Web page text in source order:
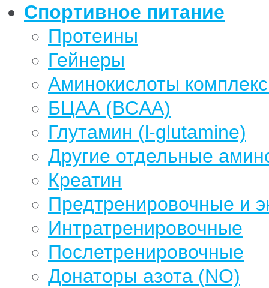
Спортивное питание
Протеины
Гейнеры
Аминокислоты
БЦАА (BCAA)
Глутамин (l-glutamine)
Другие отдельные
Креатин
Предтренировочные и
Интратренировочные
Послетренировочные
Донаторы азота (NO)